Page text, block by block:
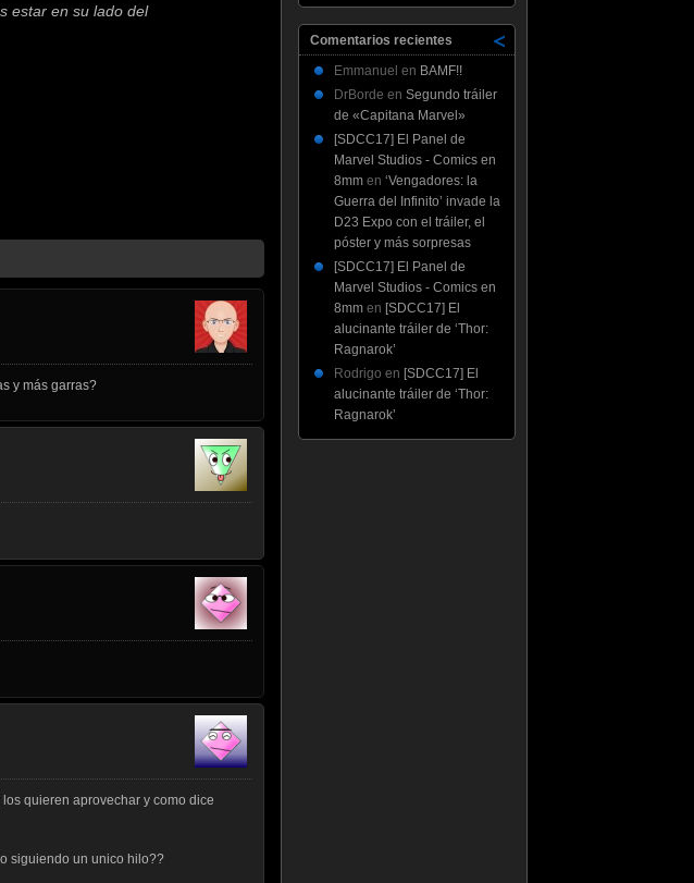
estar en su lado del
y más garras?
quieren aprovechar y como dice
siguiendo un unico hilo??
Comentarios recientes
Emmanuel en BAMF!!
DrBorde en Segundo tráiler
de «Capitana Marvel»
[SDCC17] El Panel de
Marvel Studios - Comics en
8mmen ‘Vengadores: la
Guerra del Infinito’ invade la
D23 Expo con el tráiler, el
póster y más sorpresas
[SDCC17] El Panel de
Marvel Studios - Comics en
8mmen [SDCC17] El
alucinante tráiler de ‘Thor:
Ragnarok’
Rodrigo en [SDCC17] El
alucinante tráiler de ‘Thor:
Ragnarok’